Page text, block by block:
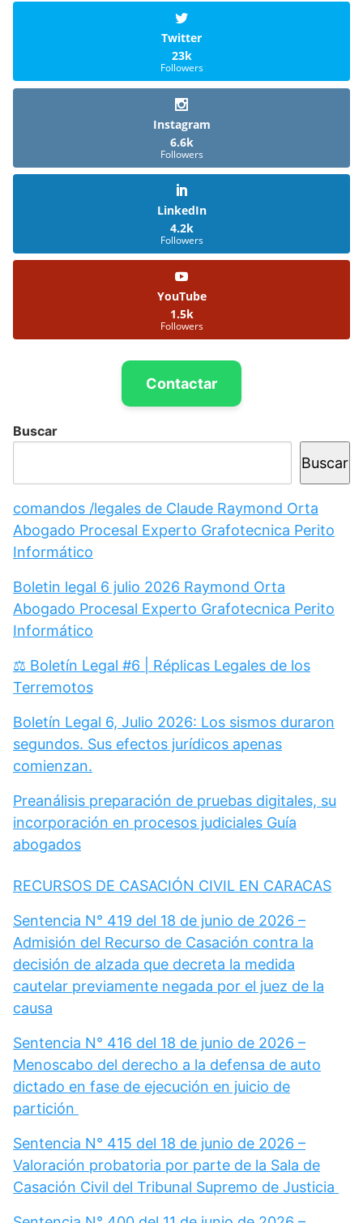
Twitter
23k
Followers
Instagram
6.6k
Followers
LinkedIn
4.2k
Followers
YouTube
1.5k
Followers
Contactar
Buscar
Buscar
comandos /legales de Claude Raymond Orta
Abogado Procesal Experto Grafotecnica Perito
Informático
Boletin legal 6 julio 2026 Raymond Orta
Abogado Procesal Experto Grafotecnica Perito
Informático
⚖️ Boletín Legal #6 | Réplicas Legales de los
Terremotos
Boletín Legal 6, Julio 2026: Los sismos duraron
segundos. Sus efectos jurídicos apenas
comienzan.
Preanálisis preparación de pruebas digitales, su
incorporación en procesos judiciales Guía
abogados
RECURSOS DE CASACIÓN CIVIL EN CARACAS
Sentencia N° 419 del 18 de junio de 2026 –
Admisión del Recurso de Casación contra la
decisión de alzada que decreta la medida
cautelar previamente negada por el juez de la
causa
Sentencia N° 416 del 18 de junio de 2026 –
Menoscabo del derecho a la defensa de auto
dictado en fase de ejecución en juicio de
partición
Sentencia N° 415 del 18 de junio de 2026 –
Valoración probatoria por parte de la Sala de
Casación Civil del Tribunal Supremo de Justicia